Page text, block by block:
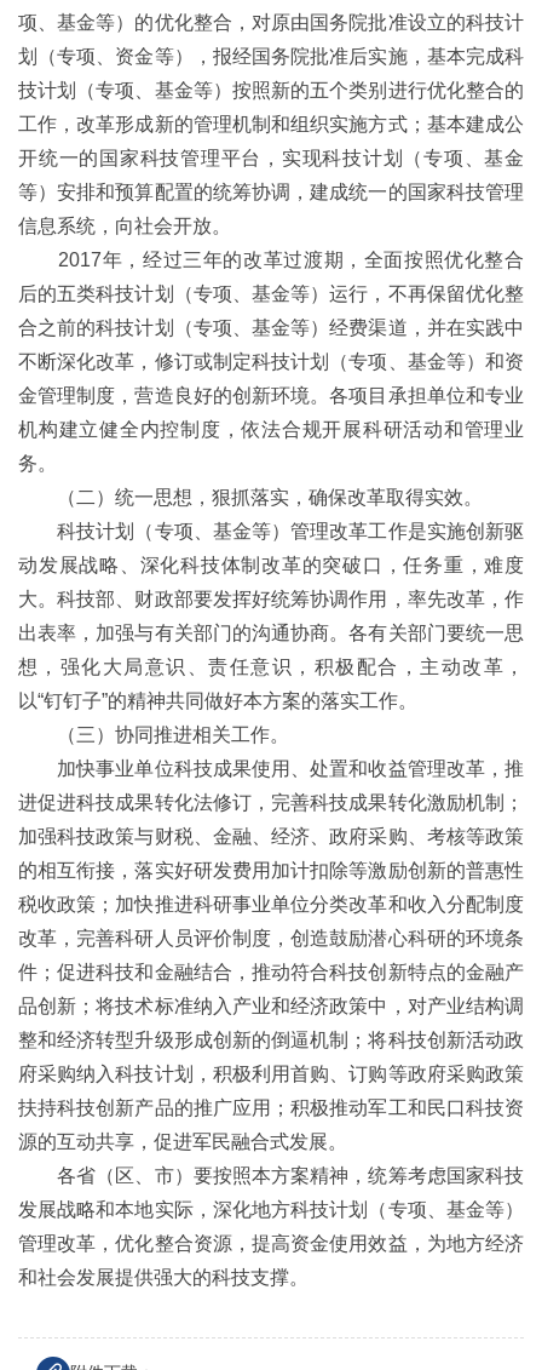
项、基金等）的优化整合，对原由国务院批准设立的科技计
划（专项、资金等），报经国务院批准后实施，基本完成科
技计划（专项、基金等）按照新的五个类别进行优化整合的
工作，改革形成新的管理机制和组织实施方式；基本建成公
开统一的国家科技管理平台，实现科技计划（专项、基金
等）安排和预算配置的统筹协调，建成统一的国家科技管理
信息系统，向社会开放。
2017年，经过三年的改革过渡期，全面按照优化整合
后的五类科技计划（专项、基金等）运行，不再保留优化整
合之前的科技计划（专项、基金等）经费渠道，并在实践中
不断深化改革，修订或制定科技计划（专项、基金等）和资
金管理制度，营造良好的创新环境。各项目承担单位和专业
机构建立健全内控制度，依法合规开展科研活动和管理业
务。
（二）统一思想，狠抓落实，确保改革取得实效。
科技计划（专项、基金等）管理改革工作是实施创新驱
动发展战略、深化科技体制改革的突破口，任务重，难度
大。科技部、财政部要发挥好统筹协调作用，率先改革，作
出表率，加强与有关部门的沟通协商。各有关部门要统一思
想，强化大局意识、责任意识，积极配合，主动改革，
以“钉钉子”的精神共同做好本方案的落实工作。
（三）协同推进相关工作。
加快事业单位科技成果使用、处置和收益管理改革，推
进促进科技成果转化法修订，完善科技成果转化激励机制；
加强科技政策与财税、金融、经济、政府采购、考核等政策
的相互衔接，落实好研发费用加计扣除等激励创新的普惠性
税收政策；加快推进科研事业单位分类改革和收入分配制度
改革，完善科研人员评价制度，创造鼓励潜心科研的环境条
件；促进科技和金融结合，推动符合科技创新特点的金融产
品创新；将技术标准纳入产业和经济政策中，对产业结构调
整和经济转型升级形成创新的倒逼机制；将科技创新活动政
府采购纳入科技计划，积极利用首购、订购等政府采购政策
扶持科技创新产品的推广应用；积极推动军工和民口科技资
源的互动共享，促进军民融合式发展。
各省（区、市）要按照本方案精神，统筹考虑国家科技
发展战略和本地实际，深化地方科技计划（专项、基金等）
管理改革，优化整合资源，提高资金使用效益，为地方经济
和社会发展提供强大的科技支撑。